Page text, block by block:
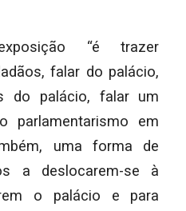
“é trazer
falar do palácio,
do palácio, falar um
parlamentarismo em
uma forma de
a deslocarem-se à
o palácio e para